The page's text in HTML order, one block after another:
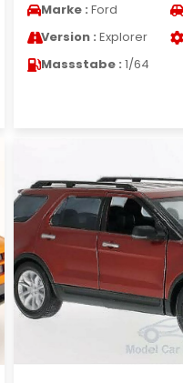
Marke : Ford
Version : Explorer
Massstabe : 1/64